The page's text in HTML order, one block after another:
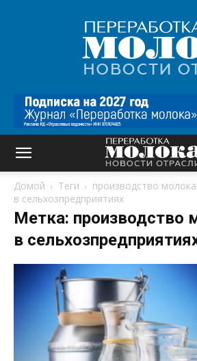
|
Домой Теги
производство молока
в сельхозпредприятиях
Метка: производство
в